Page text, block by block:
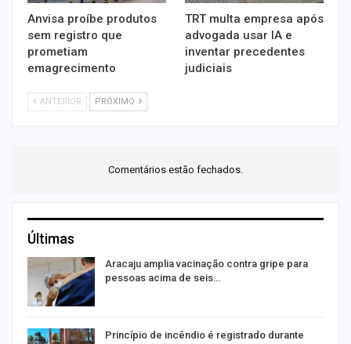
Anvisa proíbe produtos
sem registro que
prometiam
emagrecimento
TRT multa empresa após
advogada usar IA e
inventar precedentes
judiciais
ANTERIOR PRÓXIMO
Comentários estão fechados.
Últimas
Aracaju amplia vacinação contra gripe para
pessoas acima de seis…
Princípio de incêndio é registrado durante